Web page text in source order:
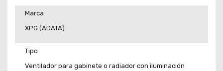
Marca
XPG (ADATA)
Tipo
Ventilador para gabinete o radiador con iluminación